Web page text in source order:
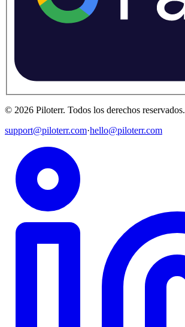
© 2026 Piloterr. Todos los derechos reservados.
support@piloterr.com·hello@piloterr.com